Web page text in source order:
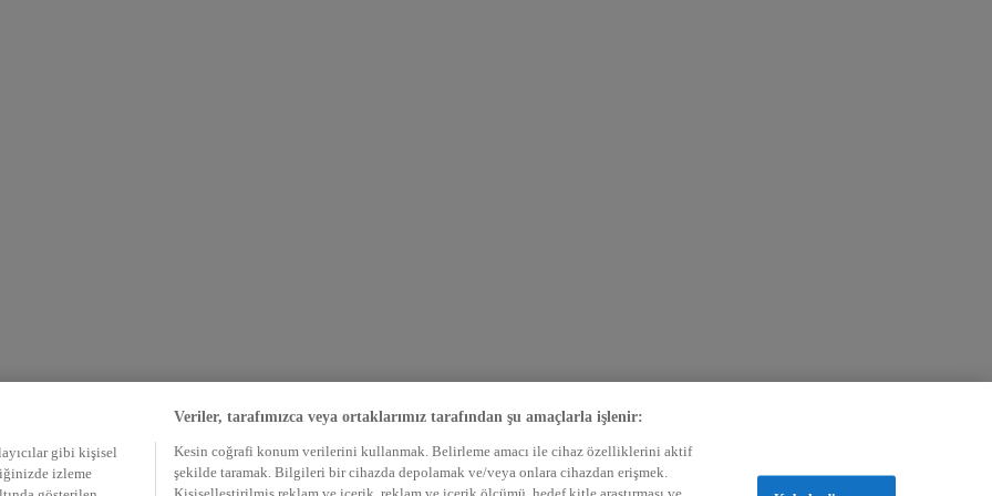
gibi kişisel
izleme
Veriler, tarafımızca veya ortaklarımız tarafından şu amaçlarla işlenir:
Kesin coğrafi konum verilerini kullanmak. Belirleme amacı ile cihaz özelliklerini aktif
şekilde taramak. Bilgileri bir cihazda depolamak ve/veya onlara cihazdan erişmek.